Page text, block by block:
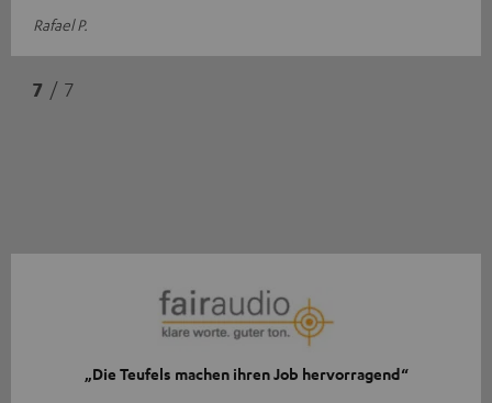
Rafael P.
7 / 7
„Die Teufels machen ihren Job hervorragend“